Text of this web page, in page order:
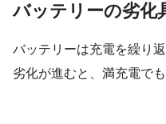
バッテリーの劣化
バッテリーは充電を繰り
劣化が進むと、満充電で